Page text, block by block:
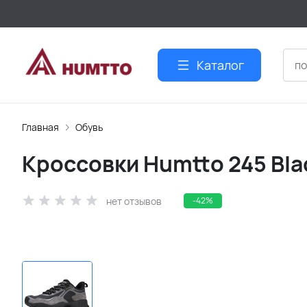
Каталог
Главная Обувь
Кроссовки Humtto 245
нет отзывов -42%